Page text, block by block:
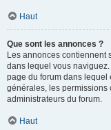
Haut
Que sont les annonces ?
Les annonces contiennent
dans lequel vous
page du forum dans lequel
générales, les permissions
administrateurs du forum.
Haut